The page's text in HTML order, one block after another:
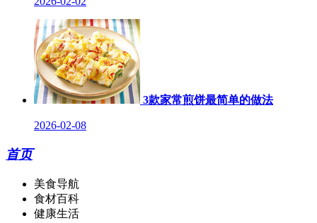
3款家常煎饼最简单的做法
2026-02-08
首页
美食导航
食材百科
健康生活